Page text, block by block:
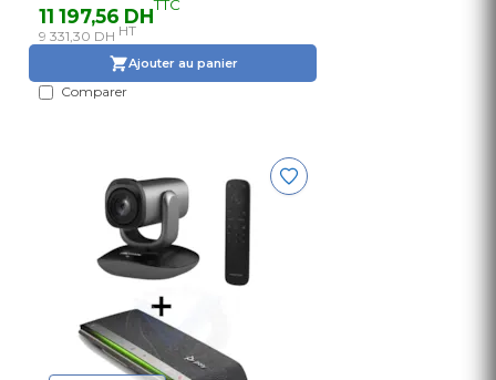
11 197,56 DHTTC
9 331,30 DH HT
Ajouter au panier
Comparer